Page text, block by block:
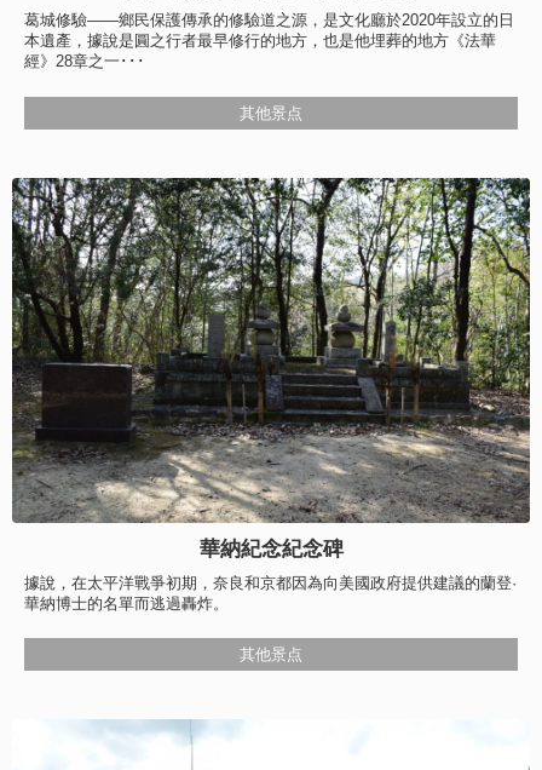
葛城修驗——鄉民保護傳承的修驗道之源，是文化廳於2020年設立的日
本遺產，據說是圓之行者最早修行的地方，也是他埋葬的地方《法華
經》28章之一･･･
其他景点
華納紀念紀念碑
據說，在太平洋戰爭初期，奈良和京都因為向美國政府提供建議的蘭登·
華納博士的名單而逃過轟炸。
其他景点